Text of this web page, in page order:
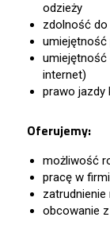
odzieży
zdolność
umiejętność
umiejętność
internet)
prawo jazdy
Oferujemy:
możliwość
pracę w
obcowanie